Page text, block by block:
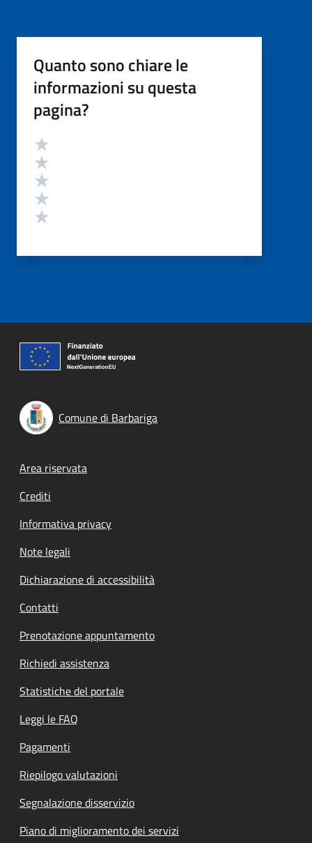
Quanto sono chiare le
informazioni su questa
pagina?
Valutazione
Comune di Barbariga
Footer menu
Area riservata
Crediti
Informativa privacy
Note legali
Dichiarazione di accessibilità
Contatti
Prenotazione appuntamento
Richiedi assistenza
Statistiche del portale
Leggi le FAQ
Pagamenti
Riepilogo valutazioni
Segnalazione disservizio
Piano di miglioramento dei servizi